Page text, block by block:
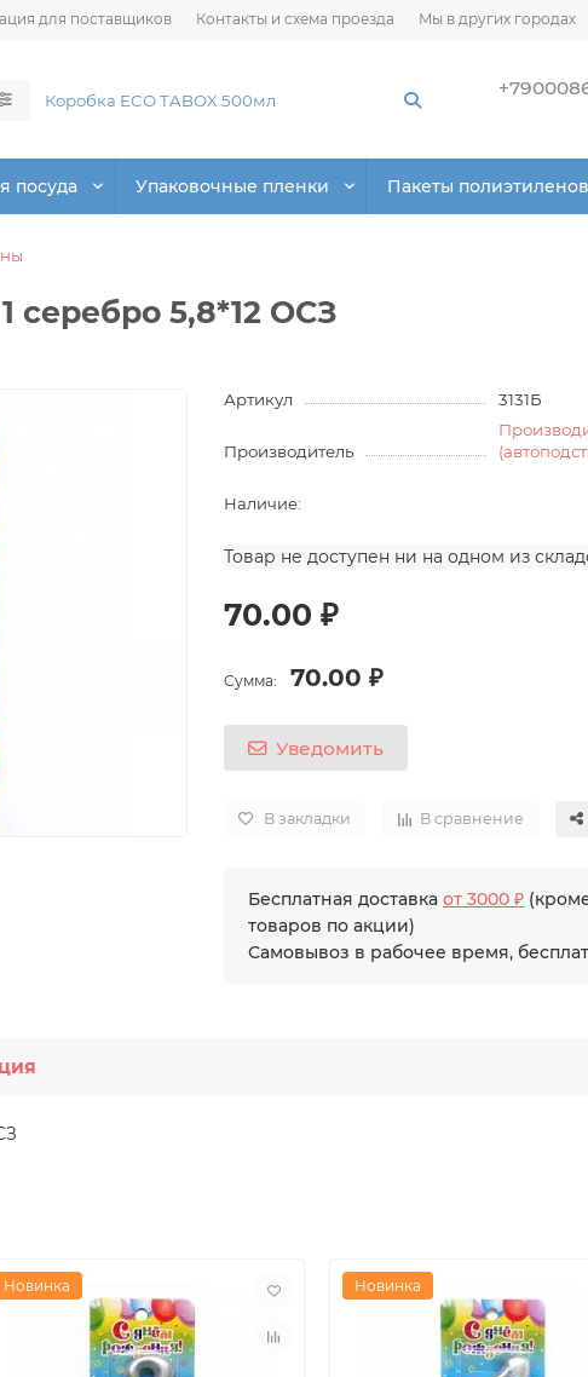
для поставщиков Контакты и схема проезда Мы в других городах
посуда Упаковочные пленки Пакеты
серебро 5,8*12 ОСЗ
Артикул 3131Б
Производитель
Наличие:
Товар не доступен ни на одном из
70.00 ₽
Сумма: 70.00 ₽
Уведомить
В закладки В сравнение
Бесплатная доставкаот 3000 ₽
товаров по акции)
Самовывоз в рабочее время,
Новинка Новинка